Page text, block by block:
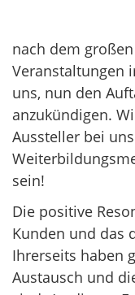
nach dem
Veranstaltungen
uns, nun den
anzukündigen.
Aussteller bei
sein!
Die positive
Kunden und das
Ihrerseits haben
Austausch und